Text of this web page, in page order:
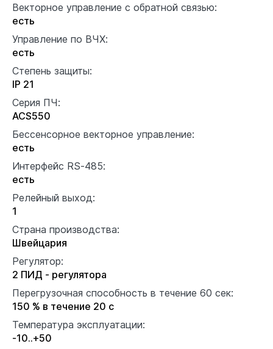
Векторное управление с обратной связью:
есть
Управление по ВЧХ:
есть
Степень защиты:
IP 21
Серия ПЧ:
ACS550
Бессенсорное векторное управление:
есть
Интерфейс RS-485:
есть
Релейный выход:
1
Страна производства:
Швейцария
Регулятор:
2 ПИД - регулятора
Перегрузочная способность в течение 60 сек:
150 % в течение 20 с
Температура эксплуатации:
-10..+50